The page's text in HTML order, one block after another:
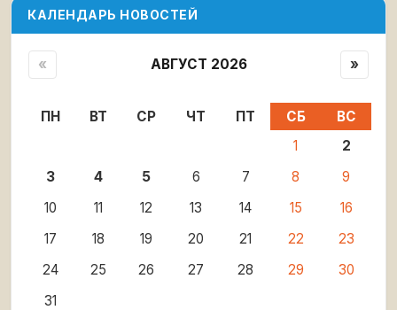
КАЛЕНДАРЬ НОВОСТЕЙ
« АВГУСТ 2026 »
ПН ВТ СР ЧТ ПТ СБ
ВС
1
2
3
4 5 6 7 8
9
10
11 12 13 14 15
16
17
18 19 20 21 22
23
24
25 26 27 28 29
30
31